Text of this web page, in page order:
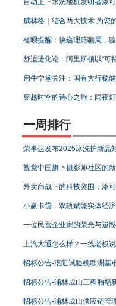
自动上下水洗地机发明者添
威林格｜结合两大技术 为您
省呗提醒：快递理赔骗局，
舒适进化论：阿里斯顿以“可
启牛学堂关注：国有大行稳
穿越时空的诗心之旅：雨夜
一周排行
荣事达发布2025冰洗护新品
视觉中国旗下摄影师社区的
外卖商战下的科技突围：添
小赢卡贷：双轨赋能实体经
一位民营企业家的荣光与遗憾
上汽大通怎么样？一线老板
招标公告-滚阻试验机欧洲基
招标公告-浦林成山工程胎翻
招标公告-浦林成山供应链管